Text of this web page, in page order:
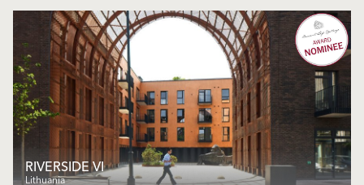
RIVERSIDE VI
Lithuania